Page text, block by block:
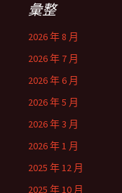
彙整
2026 年 8 月
2026 年 7 月
2026 年 6 月
2026 年 5 月
2026 年 3 月
2026 年 1 月
2025 年 12 月
2025 年 10 月